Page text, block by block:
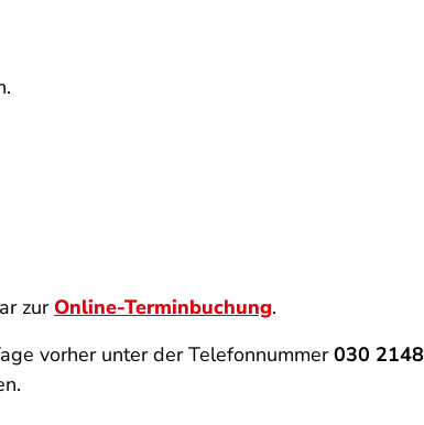
zur Online-Terminbuchung.
vorher unter der Telefonnummer030